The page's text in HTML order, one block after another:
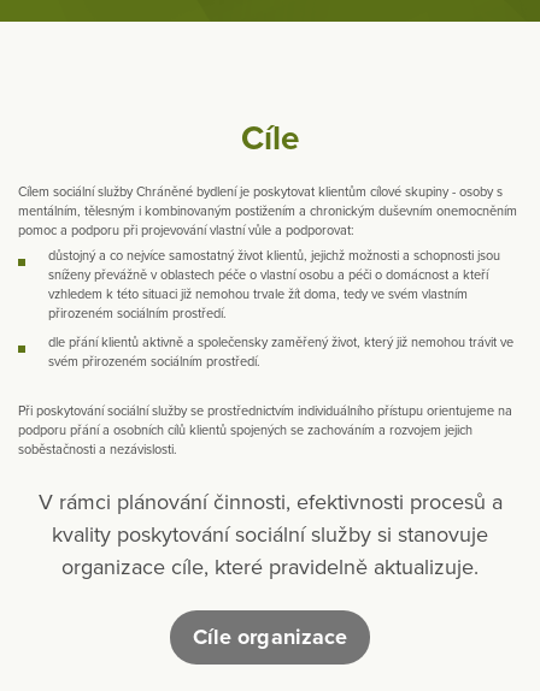
Cíle
Cílem sociální služby Chráněné bydlení je poskytovat klientům cílové skupiny - osoby s
mentálním, tělesným i kombinovaným postižením a chronickým duševním onemocněním
pomoc a podporu při projevování vlastní vůle a podporovat:
důstojný a co nejvíce samostatný život klientů, jejichž možnosti a schopnosti jsou
sníženy převážně v oblastech péče o vlastní osobu a péči o domácnost a kteří
vzhledem k této situaci již nemohou trvale žít doma, tedy ve svém vlastním
přirozeném sociálním prostředí.
dle přání klientů aktivně a společensky zaměřený život, který již nemohou trávit ve
svém přirozeném sociálním prostředí.
Při poskytování sociální služby se prostřednictvím individuálního přístupu orientujeme na
podporu přání a osobních cílů klientů spojených se zachováním a rozvojem jejich
soběstačnosti a nezávislosti.
V rámci plánování činnosti, efektivnosti procesů a
kvality poskytování sociální služby si stanovuje
organizace cíle, které pravidelně aktualizuje.
Cíle organizace